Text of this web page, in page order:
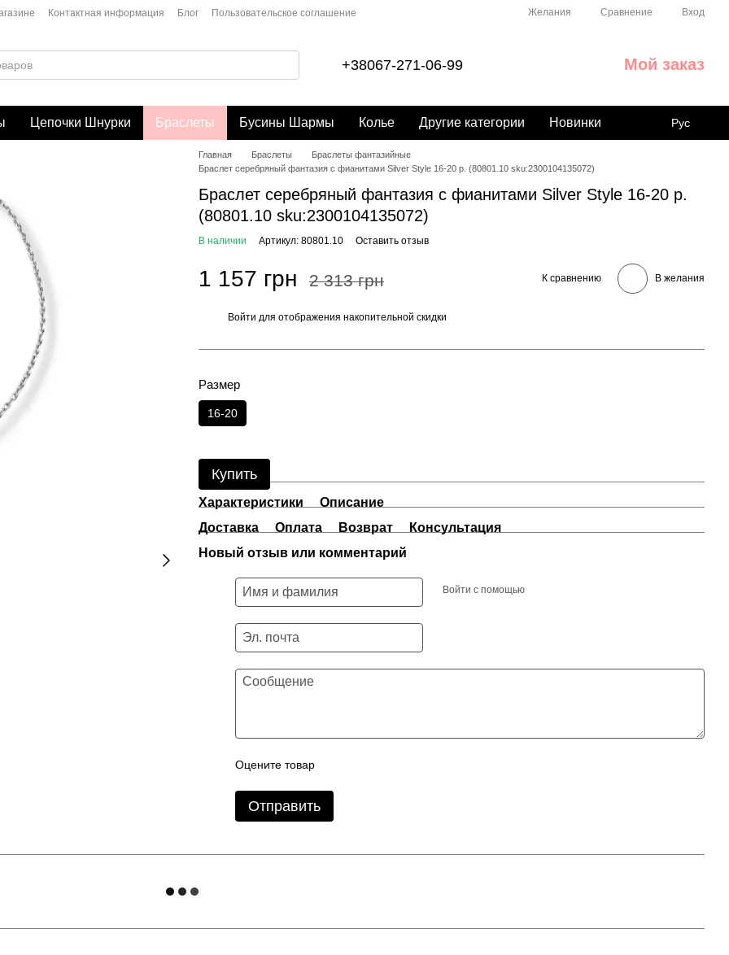
Контактная информация Блог Пользовательское соглашение Желания Сравнение Вход
+38067-271-06-99 Мой заказ
Цепочки Шнурки Браслеты Бусины Шармы Колье Другие категории Новинки Рус
Главная Браслеты
Браслеты фантазийные
Браслет серебряный фантазия с фианитами Silver Style 16-20 р. (80801.10 sku:2300104135072)
Браслет серебряный фантазия с фианитами Silver Style 16-20 р.
(80801.10 sku:2300104135072)
В наличии Артикул: 80801.10 Оставить отзыв
1 157 грн 2 313 грн К сравнению В желания
Войти для отображения накопительной скидки
Размер
16-20
Купить
Характеристики
Описание
Доставка
Оплата Возврат
Консультация
Новый отзыв или комментарий
Войти с помощью
Оцените товар
Отправить